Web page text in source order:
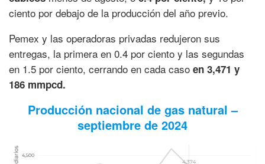
ciento por debajo de la producción del año previo.
Pemex y las operadoras privadas redujeron sus
entregas, la primera en 0.4 por ciento y las segundas
en 1.5 por ciento, cerrando en cada caso en 3,471 y
186 mmpcd.
Producción nacional de gas natural –
septiembre de 2024